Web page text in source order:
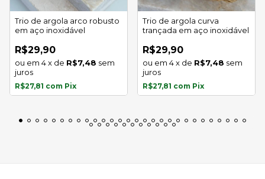
Trio de argola arco robusto
em aço inoxidável
R$29,90
4x de R$7,48 sem
juros
R$27,81 com Pix
Trio de argola curva
trançada em aço inoxidável
R$29,90
4x de R$7,48 sem
juros
R$27,81 com Pix